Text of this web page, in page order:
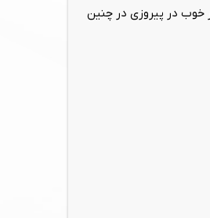
خوب در پیروزی در چنین